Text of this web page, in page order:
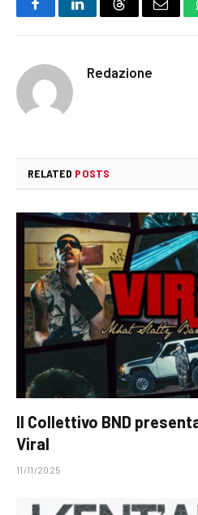
FacebookLinkedInThreadsEmail
Redazione
RELATED POSTS
Il Collettivo BND
Viral
11/11/2025